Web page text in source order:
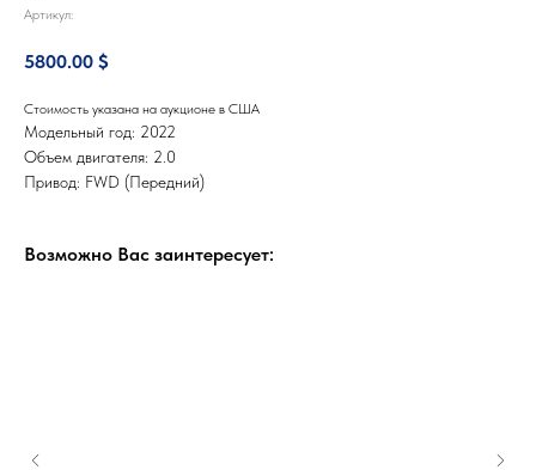
Артикул:
5800.00 $
Стоимость указана на аукционе в США
Модельный год: 2022
Объем двигателя: 2.0
Привод: FWD (Передний)
Возможно Вас заинтересует: